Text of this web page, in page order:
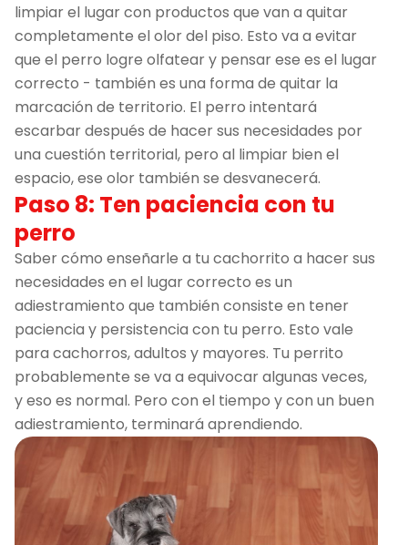
limpiar el lugar con productos que van a quitar
completamente el olor del piso. Esto va a evitar
que el perro logre olfatear y pensar ese es el lugar
correcto - también es una forma de quitar la
marcación de territorio. El perro intentará
escarbar después de hacer sus necesidades por
una cuestión territorial, pero al limpiar bien el
espacio, ese olor también se desvanecerá.
Paso 8: Ten paciencia con tu
perro
Saber cómo enseñarle a tu cachorrito a hacer sus
necesidades en el lugar correcto es un
adiestramiento que también consiste en tener
paciencia y persistencia con tu perro. Esto vale
para cachorros, adultos y mayores. Tu perrito
probablemente se va a equivocar algunas veces,
y eso es normal. Pero con el tiempo y con un buen
adiestramiento, terminará aprendiendo.